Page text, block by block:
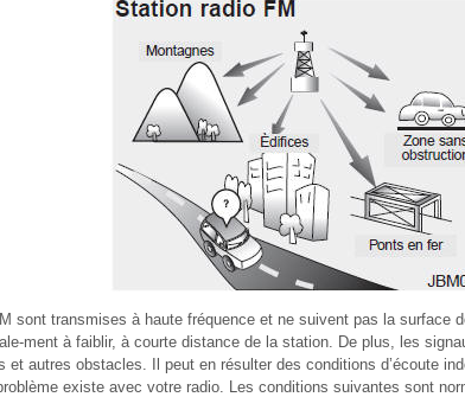
sont transmises à haute fréquence et ne suivent pas la surface
ment à faiblir, à courte distance de la station. De plus, les
et autres obstacles. Il peut en résulter des conditions d’écoute
existe avec votre radio. Les conditions suivantes sont